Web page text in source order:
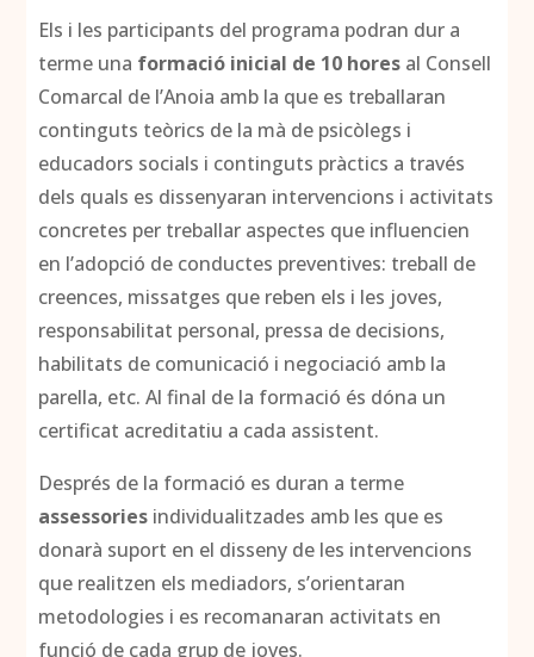
Els i les participants del programa podran dur a
terme una formació inicial de 10 hores al Consell
Comarcal de l’Anoia amb la que es treballaran
continguts teòrics de la mà de psicòlegs i
educadors socials i continguts pràctics a través
dels quals es dissenyaran intervencions i activitats
concretes per treballar aspectes que influencien
en l’adopció de conductes preventives: treball de
creences, missatges que reben els i les joves,
responsabilitat personal, pressa de decisions,
habilitats de comunicació i negociació amb la
parella, etc. Al final de la formació és dóna un
certificat acreditatiu a cada assistent.
Després de la formació es duran a terme
assessories individualitzades amb les que es
donarà suport en el disseny de les intervencions
que realitzen els mediadors, s’orientaran
metodologies i es recomanaran activitats en
funció de cada grup de joves.